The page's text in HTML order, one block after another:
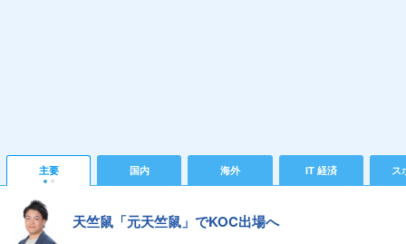
主要 国内 海外 IT 経済 ス
天竺鼠「元天竺鼠」でKOC出場へ